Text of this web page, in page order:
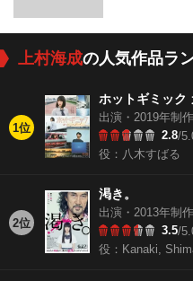
上村海成の人気作品ラ
1位
ホットギミック
出演・2019年制
2.8/
役：八木すばる
2位
渇き。
出演・2013年制
3.5/
役：Kanaki,